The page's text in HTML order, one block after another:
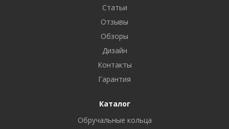
Статьи
Отзывы
Обзоры
Дизайн
Контакты
Гарантия
Каталог
Обручальные кольца